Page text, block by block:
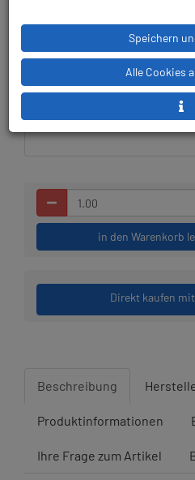
Werktagen, der Artikel ist
in den Warenkorb
Direkt kaufen mit
Beschreibung
Produktinformationen
Ihre Frage zum Artikel
Speichern
Alle Cookies